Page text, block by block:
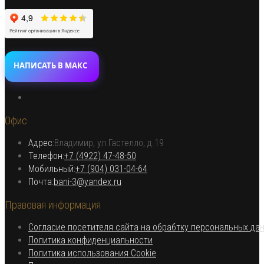
НАПИСАТЬ В МАКС
Офис
Адрес:Владимир, ул.Гастелло, д.19
Телефон:+7 (4922) 47-48-50
Мобильный:+7 (904) 031-04-64Откроется
Почта:bani-3@yandex.ru
приложении
Правовая информация
Согласие посетителя сайта на обрабтку персональных
Политика конфиденциальности
в
Политика использования Cookie